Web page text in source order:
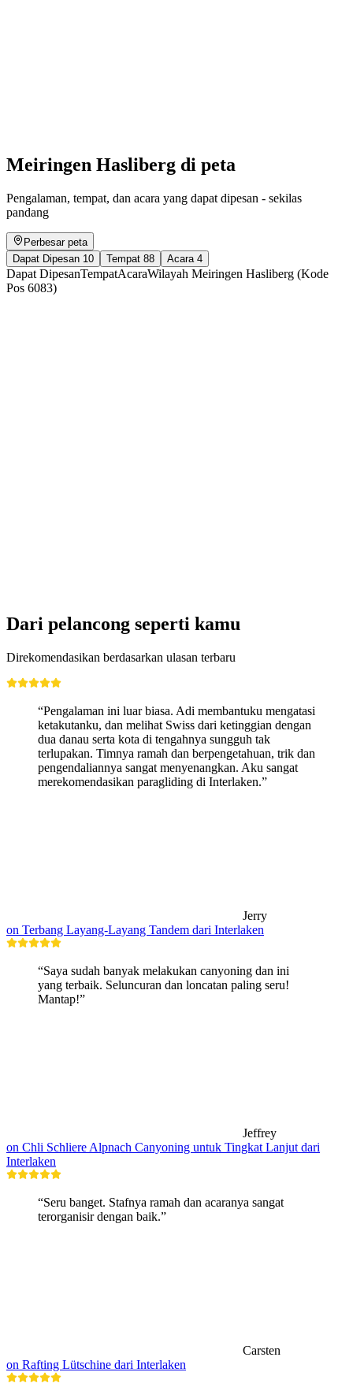
Meiringen Hasliberg di peta
Pengalaman, tempat, dan acara yang dapat dipesan - sekilas
pandang
Perbesar peta
Dapat Dipesan 10 Tempat 88 Acara 4
Dapat DipesanTempatAcaraWilayah Meiringen Hasliberg (Kode
Pos 6083)
Dari pelancong seperti kamu
Direkomendasikan berdasarkan ulasan terbaru
“Pengalaman ini luar biasa. Adi membantuku mengatasi
ketakutanku, dan melihat Swiss dari ketinggian dengan
dua danau serta kota di tengahnya sungguh tak
terlupakan. Timnya ramah dan berpengetahuan, trik dan
pengendaliannya sangat menyenangkan. Aku sangat
merekomendasikan paragliding di Interlaken.”
Jerry
on Terbang Layang-Layang Tandem dari Interlaken
“Saya sudah banyak melakukan canyoning dan ini
yang terbaik. Seluncuran dan loncatan paling seru!
Mantap!”
Jeffrey
on Chli Schliere Alpnach Canyoning untuk Tingkat Lanjut dari
Interlaken
“Seru banget. Stafnya ramah dan acaranya sangat
terorganisir dengan baik.”
Carsten
on Rafting Lütschine dari Interlaken